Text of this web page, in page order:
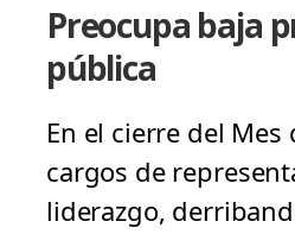
Preocupa baja
pública
En el cierre del
cargos de
liderazgo,